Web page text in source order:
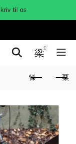
til os
0